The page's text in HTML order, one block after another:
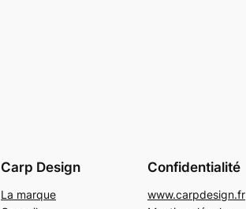
Carp Design
La marque
Confidentialité
www.carpdesign.fr